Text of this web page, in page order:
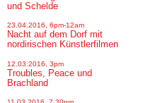
und Schelde
23.04.2016, 6pm-12am
Nacht auf dem Dorf mit
nordirischen Künstlerfilmen
12.03.2016, 3pm
Troubles, Peace und
Brachland